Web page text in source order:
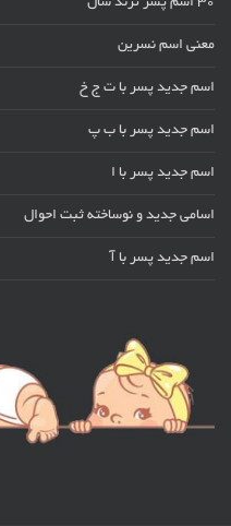
معنی اسم نسرین
اسم جدید پسر با ت ج خ
اسم جدید پسر با ب پ
اسم جدید پسر با ا
اسامی جدید و نوساخته ثبت احوال
اسم جدید پسر با آ